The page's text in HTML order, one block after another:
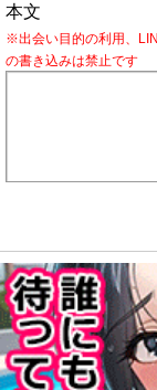
本文
※出会い目的の利用、
の書き込みは禁止です